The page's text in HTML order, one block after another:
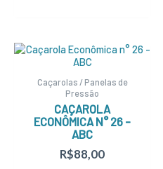
Caçarolas / Panelas de
Pressão
CAÇAROLA
ECONÔMICA N° 26 –
ABC
R$88,00